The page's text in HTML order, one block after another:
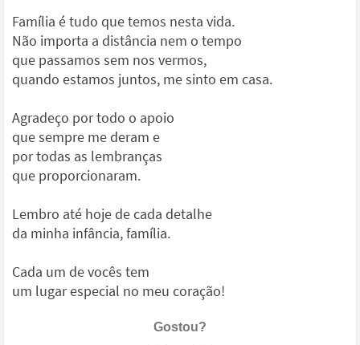
NAMORO
Família é tudo que temos nesta vida.
Não importa a distância nem o tempo
que passamos sem nos vermos,
quando estamos juntos, me sinto em casa.
Agradeço por todo o apoio
que sempre me deram e
por todas as lembranças
que proporcionaram.
Lembro até hoje de cada detalhe
da minha infância, família.
Cada um de vocês tem
um lugar especial no meu coração!
Gostou?